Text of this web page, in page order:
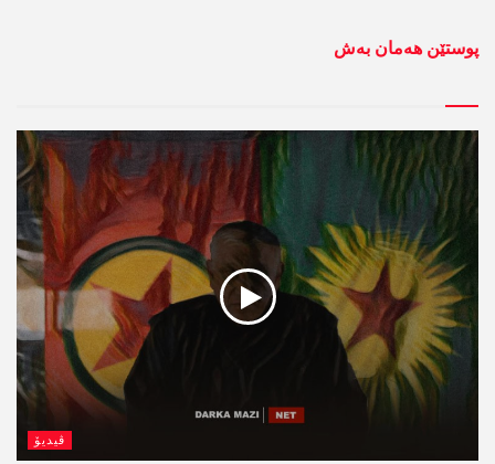
پوستێن ھەمان بەش
ڤیدیۆ